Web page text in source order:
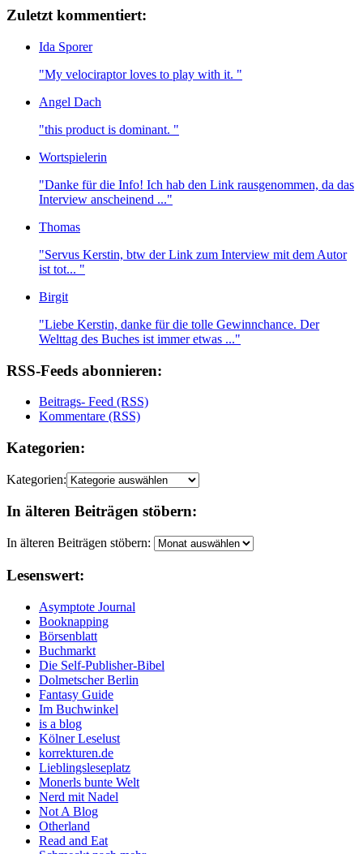
Zuletzt kommentiert:
Ida Sporer
"My velociraptor loves to play with it. "
Angel Dach
"this product is dominant. "
Wortspielerin
"Danke für die Info! Ich hab den Link rausgenommen, da das
Interview anscheinend ..."
Thomas
"Servus Kerstin, btw der Link zum Interview mit dem Autor
ist tot... "
Birgit
"Liebe Kerstin, danke für die tolle Gewinnchance. Der
Welttag des Buches ist immer etwas ..."
RSS-Feeds abonnieren:
Beitrags- Feed (RSS)
Kommentare (RSS)
Kategorien:
Kategorien:
In älteren Beiträgen stöbern:
In älteren Beiträgen stöbern:
Lesenswert:
Asymptote Journal
Booknapping
Börsenblatt
Buchmarkt
Die Self-Publisher-Bibel
Dolmetscher Berlin
Fantasy Guide
Im Buchwinkel
is a blog
Kölner Leselust
korrekturen.de
Lieblingsleseplatz
Monerls bunte Welt
Nerd mit Nadel
Not A Blog
Otherland
Read and Eat